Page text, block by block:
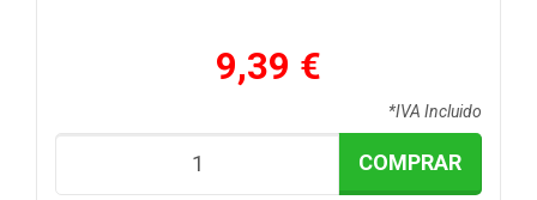
9,39 €
*IVA Incluido
COMPRAR